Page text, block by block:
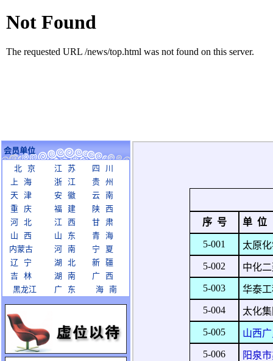
会员单位
北 京
江 苏
四 川
上 海
浙 江
贵 州
天 津
安 徽
云 南
重 庆
福 建
陕 西
河 北
江 西
甘 肃
山 西
山 东
青 海
内蒙古
河 南
宁 夏
辽 宁
湖 北
新 疆
吉 林
湖 南
广 西
黑龙江
广 东 海 南
序 号 单 位
5-001
太原
5-002
中化
5-003
华泰
5-004
太化
5-005
山西
5-006
阳泉